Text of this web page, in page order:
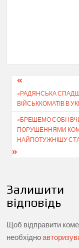
Навігація
записів
«РАДЯНСЬКА
ВІЙСЬККОМАТІВ В
«БРЕШЕМО СОБІ І
ПОРУШЕННЯМИ
НАЙПОТУЖНІШУ
Залишити
відповідь
Щоб відправити
необхідно